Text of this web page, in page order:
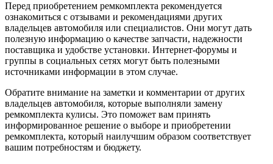
Перед приобретением ремкомплекта рекомендуется
ознакомиться с отзывами и рекомендациями других
владельцев автомобиля или специалистов. Они могут дать
полезную информацию о качестве запчасти, надежности
поставщика и удобстве установки. Интернет-форумы и
группы в социальных сетях могут быть полезными
источниками информации в этом случае.
Обратите внимание на заметки и комментарии от других
владельцев автомобиля, которые выполняли замену
ремкомплекта кулисы. Это поможет вам принять
информированное решение о выборе и приобретении
ремкомплекта, который наилучшим образом соответствует
вашим потребностям и бюджету.